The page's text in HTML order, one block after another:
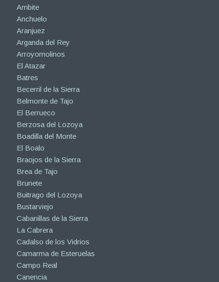
Ambite
Anchuelo
Aranjuez
Arganda del Rey
Arroyomolinos
El Atazar
Batres
Becerril de la Sierra
Belmonte de Tajo
El Berrueco
Berzosa del Lozoya
Boadilla del Monte
El Boalo
Braojos de la Sierra
Brea de Tajo
Brunete
Buitrago del Lozoya
Bustarviejo
Cabanillas de la Sierra
La Cabrera
Cadalso de los Vidrios
Camarma de Esteruelas
Campo Real
Canencia